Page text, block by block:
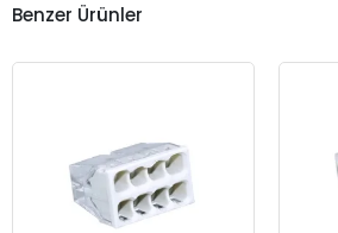
Benzer Ürünler